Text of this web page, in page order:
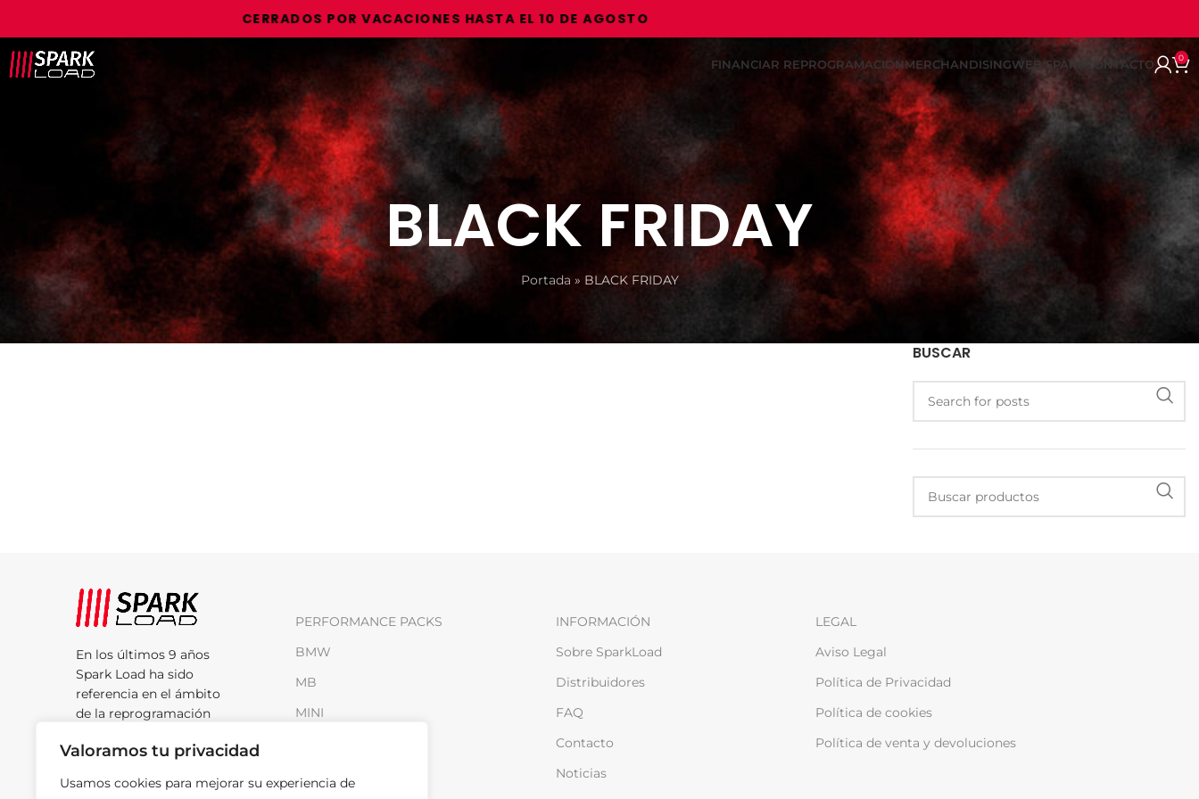
Valoramos tu privacidad
Usamos cookies para mejorar su experiencia de
CERRADOS POR VACACIONES HASTA EL 10 DE AGOSTO
FINANCIAR REPROGRAMACIONMERCHANDISINGWEB SPARK CONTACTO 0
BLACK FRIDAY
Portada » BLACK FRIDAY
BUSCAR
En los últimos 9 años
Spark Load ha sido
referencia en el ámbito
de la reprogramación
H-13 Poligono
PERFORMANCE PACKS
BMW
MB
MINI
INFORMACIÓN
Sobre SparkLoad
Distribuidores
FAQ
Contacto
Noticias
LEGAL
Aviso Legal
Política de Privacidad
Política de cookies
Política de venta y devoluciones